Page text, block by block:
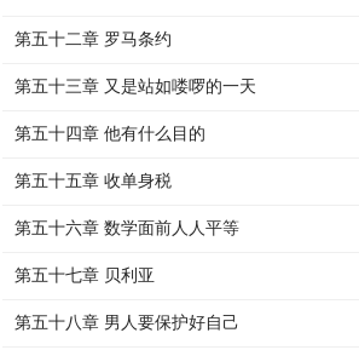
第五十二章 罗马条约
第五十三章 又是站如喽啰的一天
第五十四章 他有什么目的
第五十五章 收单身税
第五十六章 数学面前人人平等
第五十七章 贝利亚
第五十八章 男人要保护好自己